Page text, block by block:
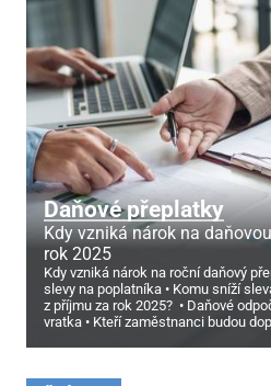
Daňové přeplatky
Kdy vzniká nárok na
rok 2025
Kdy vzniká nárok na roční daňový
slevy na poplatníka
Komu sníží
z příjmu za rok 2025?
Daňové
vratka
Kteří zaměstnanci budou